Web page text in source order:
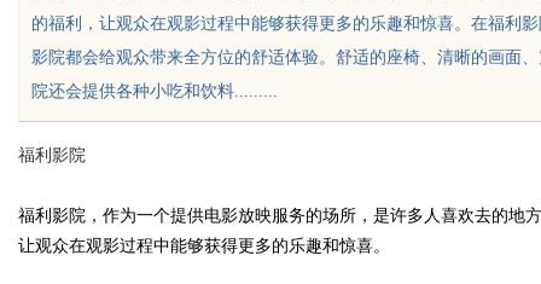
sc
的福利，让观众在观影过程中能够获得更多的乐趣和惊喜。在福利
影院都会给观众带来全方位的舒适体验。舒适的座椅、清晰的画面
院还会提供各种小吃和饮料.........
福利影院
福利影院，作为一个提供电影放映服务的场所，是许多人喜欢去的地
让观众在观影过程中能够获得更多的乐趣和惊喜。
网站导航的重要性及其优